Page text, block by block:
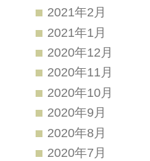
2021年2月
2021年1月
2020年12月
2020年11月
2020年10月
2020年9月
2020年8月
2020年7月